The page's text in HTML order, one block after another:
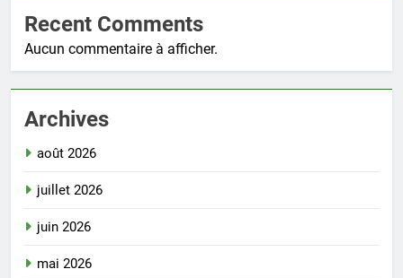
Recent Comments
Aucun commentaire à afficher.
Archives
août 2026
juillet 2026
juin 2026
mai 2026